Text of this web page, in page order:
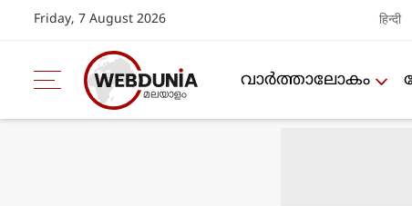
Friday, 7 August 2026 हिन्दी
വാര്‍ത്താലോകം